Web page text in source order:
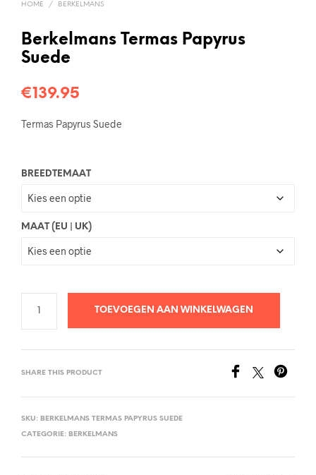
HOME / BERKELMANS
Berkelmans Termas Papyrus
Suede
€139.95
Termas Papyrus Suede
BREEDTEMAAT
MAAT (EU | UK)
TOEVOEGEN AAN WINKELWAGEN
SHARE THIS PRODUCT
SKU: BERKELMANS TERMAS PAPYRUS SUEDE
CATEGORIE: BERKELMANS